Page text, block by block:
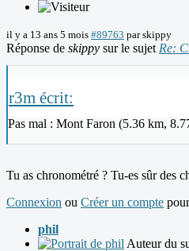
il y a 13 ans 5 mois #89763 parskippy
Réponse de skippy sur le sujet Re:
r3m écrit:
Pas mal : Mont Faron (5.36 km,
Tu as chronométré ? Tu-es sûr des
Connexion ou Créer un compte
phil
Auteur du